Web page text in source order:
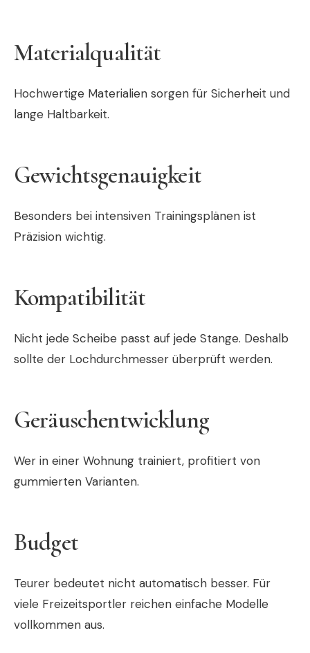
Materialqualität
Hochwertige Materialien sorgen für Sicherheit und
lange Haltbarkeit.
Gewichtsgenauigkeit
Besonders bei intensiven Trainingsplänen ist
Präzision wichtig.
Kompatibilität
Nicht jede Scheibe passt auf jede Stange. Deshalb
sollte der Lochdurchmesser überprüft werden.
Geräuschentwicklung
Wer in einer Wohnung trainiert, profitiert von
gummierten Varianten.
Budget
Teurer bedeutet nicht automatisch besser. Für
viele Freizeitsportler reichen einfache Modelle
vollkommen aus.